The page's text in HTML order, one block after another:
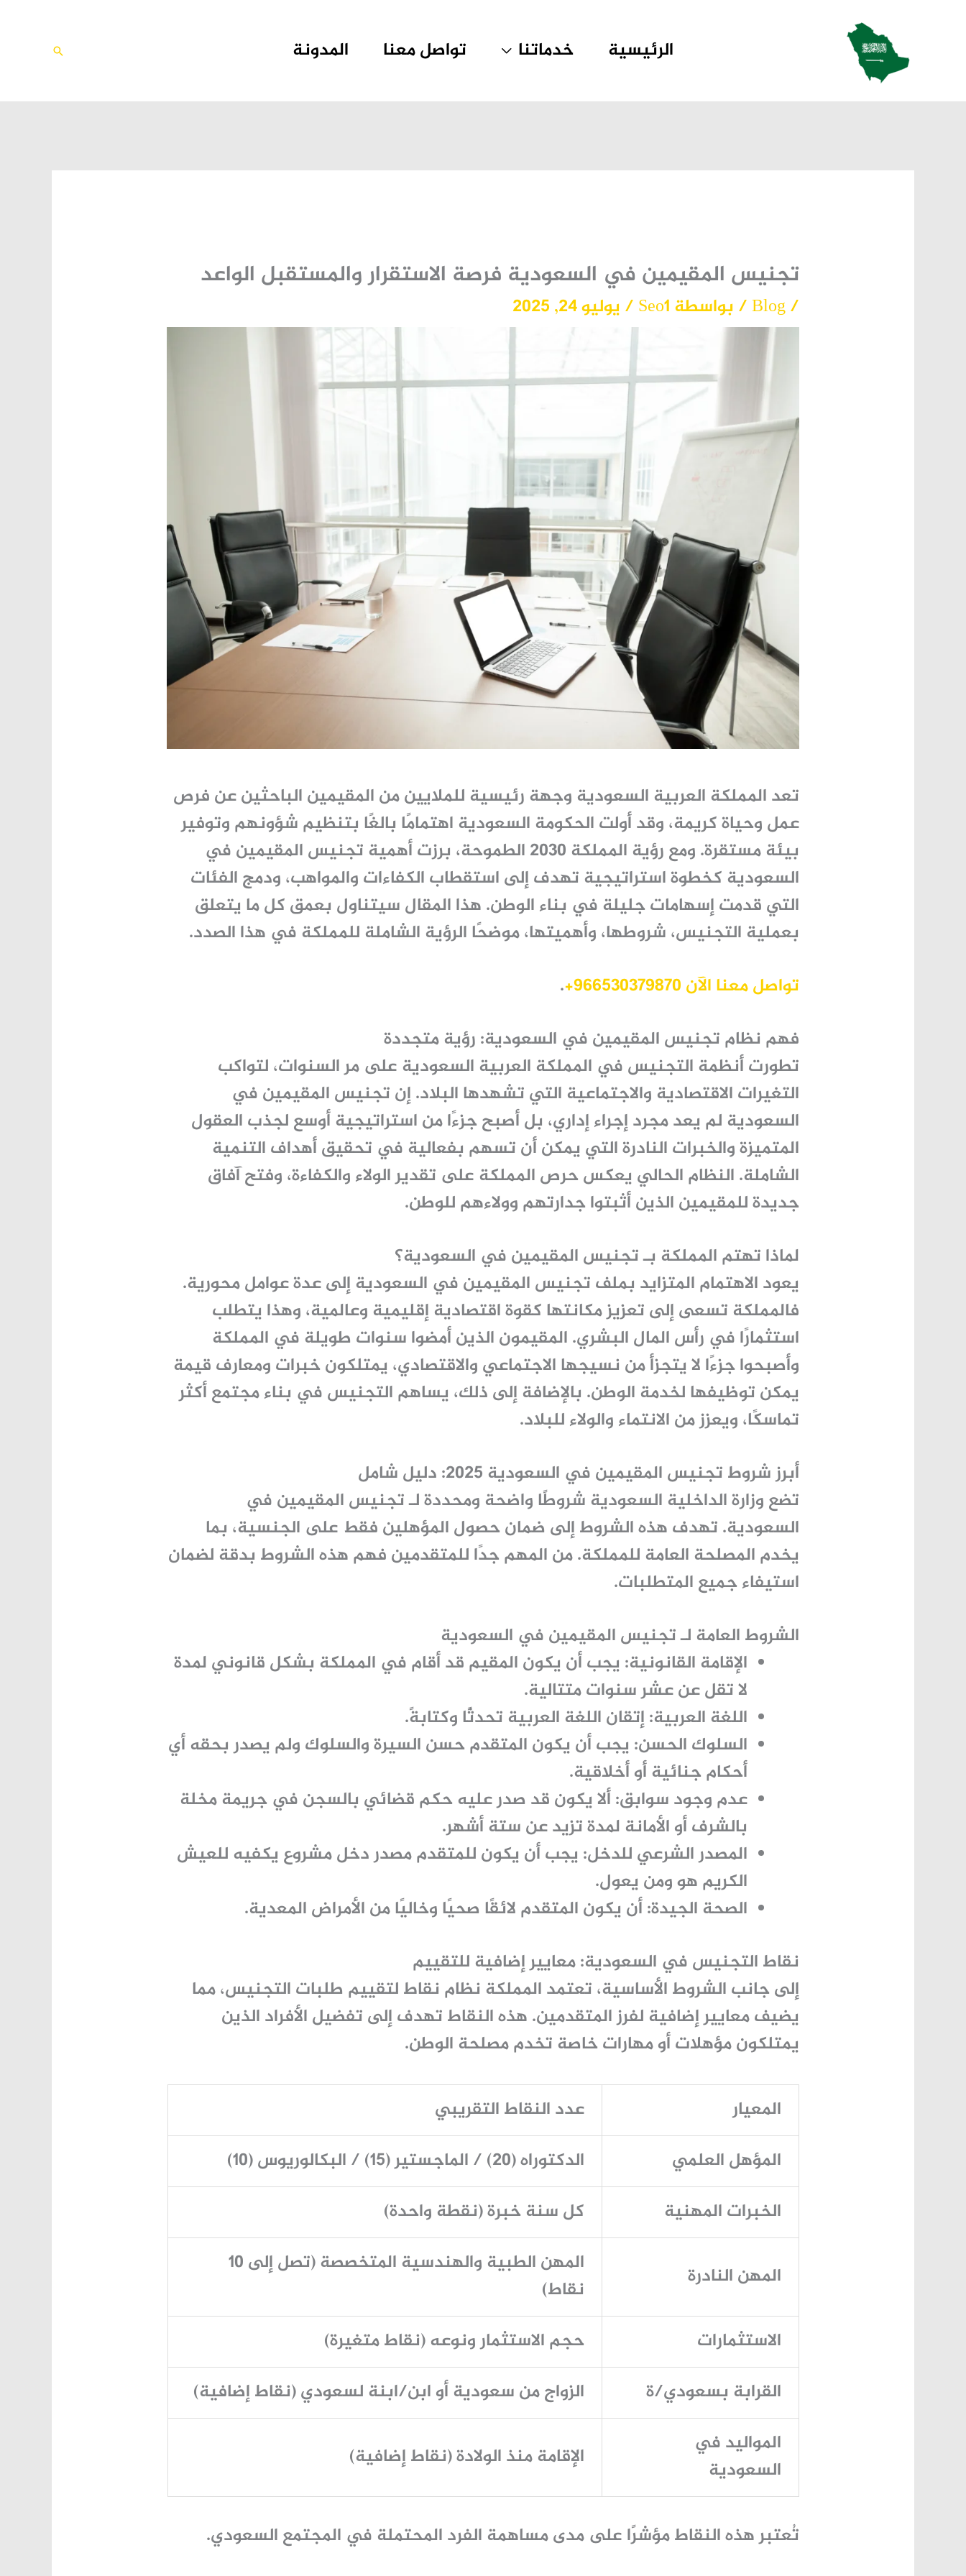
المحتوى
الرئيسية خدماتنا تواصل معنا المدونة البحث
تجنيس المقيمين في السعودية فرصة الاستقرار والمستقبل الواعد
/
Blog/ بواسطة Seo1
/ يوليو 24, 2025
تعد المملكة العربية السعودية وجهة رئيسية للملايين من المقيمين الباحثين عن فرص
عمل وحياة كريمة، وقد أولت الحكومة السعودية اهتمامًا بالغًا بتنظيم شؤونهم وتوفير
بيئة مستقرة. ومع رؤية المملكة 2030 الطموحة، برزت أهمية
تجنيس المقيمين في
السعودية كخطوة استراتيجية تهدف إلى استقطاب الكفاءات والمواهب، ودمج الفئات
التي قدمت إسهامات جليلة في بناء الوطن. هذا المقال سيتناول بعمق كل ما يتعلق
بعملية التجنيس، شروطها، وأهميتها، موضحًا الرؤية الشاملة للمملكة في هذا الصدد.
تواصل معنا الآن 966530379870+
.
فهم نظام تجنيس المقيمين في السعودية: رؤية متجددة
تطورت أنظمة التجنيس في المملكة العربية السعودية على مر السنوات، لتواكب
التغيرات الاقتصادية والاجتماعية التي تشهدها البلاد. إن تجنيس المقيمين في
السعودية لم يعد مجرد إجراء إداري، بل أصبح جزءًا من استراتيجية أوسع لجذب العقول
المتميزة والخبرات النادرة التي يمكن أن تسهم بفعالية في تحقيق أهداف التنمية
الشاملة. النظام الحالي يعكس حرص المملكة على تقدير الولاء والكفاءة، وفتح آفاق
جديدة للمقيمين الذين أثبتوا جدارتهم وولاءهم للوطن.
لماذا تهتم المملكة بـ تجنيس المقيمين في السعودية؟
يعود الاهتمام المتزايد بملف تجنيس المقيمين في السعوديةإلى عدة عوامل محورية.
فالمملكة تسعى إلى تعزيز مكانتها كقوة اقتصادية إقليمية وعالمية، وهذا يتطلب
استثمارًا في رأس المال البشري. المقيمون الذين أمضوا سنوات طويلة في المملكة
وأصبحوا جزءًا لا يتجزأ من نسيجها الاجتماعي والاقتصادي، يمتلكون خبرات ومعارف قيمة
يمكن توظيفها لخدمة الوطن. بالإضافة إلى ذلك، يساهم التجنيس في بناء مجتمع أكثر
تماسكًا، ويعزز من الانتماء والولاء للبلاد.
أبرز شروط تجنيس المقيمين في السعودية 2025: دليل شامل
تضع وزارة الداخلية السعودية شروطًا واضحة ومحددة لـتجنيس المقيمين في
السعودية. تهدف هذه الشروط إلى ضمان حصول المؤهلين فقط على الجنسية، بما
يخدم المصلحة العامة للمملكة. من المهم جدًا للمتقدمين فهم هذه الشروط بدقة لضمان
استيفاء جميع المتطلبات.
الشروط العامة لـ تجنيس المقيمين في السعودية
الإقامة القانونية: يجب أن يكون المقيم قد أقام في المملكة بشكل قانوني لمدة
لا تقل عن عشر سنوات متتالية.
اللغة العربية:إتقان اللغة العربية تحدثًا وكتابةً.
السلوك الحسن: يجب أن يكون المتقدم حسن السيرة والسلوك ولم يصدر بحقه أي
أحكام جنائية أو أخلاقية.
عدم وجود سوابق:ألا يكون قد صدر عليه حكم قضائي بالسجن في جريمة مخلة
بالشرف أو الأمانة لمدة تزيد عن ستة أشهر.
المصدر الشرعي للدخل: يجب أن يكون للمتقدم مصدر دخل مشروع يكفيه للعيش
الكريم هو ومن يعول.
الصحة الجيدة:أن يكون المتقدم لائقًا صحيًا وخاليًا من الأمراض المعدية.
نقاط التجنيس في السعودية: معايير إضافية للتقييم
إلى جانب الشروط الأساسية، تعتمد المملكة نظام نقاط لتقييم طلبات التجنيس، مما
يضيف معايير إضافية لفرز المتقدمين. هذه النقاط تهدف إلى تفضيل الأفراد الذين
يمتلكون مؤهلات أو مهارات خاصة تخدم مصلحة الوطن.
المعيار
عدد النقاط التقريبي
المؤهل العلمي
الدكتوراه (20) / الماجستير (15) / البكالوريوس (10)
الخبرات المهنية
كل سنة خبرة (نقطة واحدة)
المهن النادرة
المهن الطبية والهندسية المتخصصة (تصل إلى 10
نقاط)
الاستثمارات
حجم الاستثمار ونوعه (نقاط متغيرة)
القرابة بسعودي/ة
الزواج من سعودية أو ابن/ابنة لسعودي (نقاط إضافية)
المواليد في
السعودية
الإقامة منذ الولادة (نقاط إضافية)
تُعتبر هذه النقاط مؤشرًا على مدى مساهمة الفرد المحتملة في المجتمع السعودي.